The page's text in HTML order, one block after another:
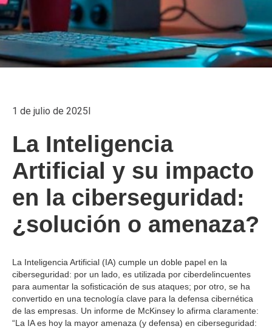
1 de julio de 2025I
La Inteligencia
Artificial y su impacto
en la ciberseguridad:
¿solución o amenaza?
La Inteligencia Artificial (IA) cumple un doble papel en la
ciberseguridad: por un lado, es utilizada por ciberdelincuentes
para aumentar la sofisticación de sus ataques; por otro, se ha
convertido en una tecnología clave para la defensa cibernética
de las empresas. Un informe de McKinsey lo afirma claramente:
“La IA es hoy la mayor amenaza (y defensa) en ciberseguridad: